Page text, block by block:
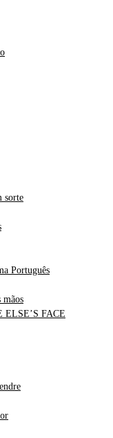
sorte
Português
mãos
FACE